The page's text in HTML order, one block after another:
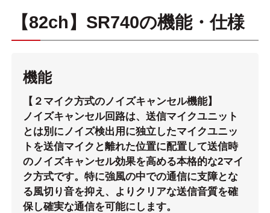
【82ch】SR740の機能・仕様
機能
【２マイク方式のノイズキャンセル機能】
ノイズキャンセル回路は、送信マイクユニット
とは別にノイズ検出用に独立したマイクユニッ
トを送信マイクと離れた位置に配置して送信時
のノイズキャンセル効果を高める本格的な2マイ
ク方式です。特に強風の中での通信に支障とな
る風切り音を抑え、よりクリアな送信音質を確
保し確実な通信を可能にします。